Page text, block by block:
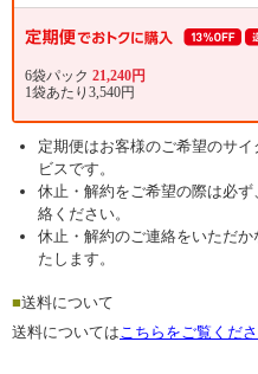
6袋パック 21,240円
1袋あたり3,540円
定期便はお客様のご希望のサ
ビスです。
休止・解約をご希望の際は必
絡ください。
休止・解約のご連絡をいただ
たします。
■送料について
送料については こちらをご覧くださ